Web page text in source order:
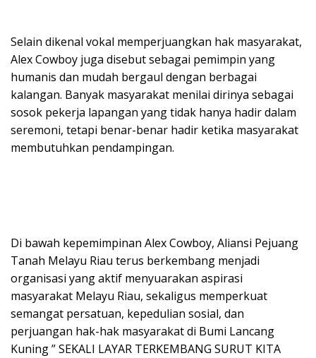
Selain dikenal vokal memperjuangkan hak masyarakat,
Alex Cowboy juga disebut sebagai pemimpin yang
humanis dan mudah bergaul dengan berbagai
kalangan. Banyak masyarakat menilai dirinya sebagai
sosok pekerja lapangan yang tidak hanya hadir dalam
seremoni, tetapi benar-benar hadir ketika masyarakat
membutuhkan pendampingan.
Di bawah kepemimpinan Alex Cowboy, Aliansi Pejuang
Tanah Melayu Riau terus berkembang menjadi
organisasi yang aktif menyuarakan aspirasi
masyarakat Melayu Riau, sekaligus memperkuat
semangat persatuan, kepedulian sosial, dan
perjuangan hak-hak masyarakat di Bumi Lancang
Kuning ” SEKALI LAYAR TERKEMBANG SURUT KITA